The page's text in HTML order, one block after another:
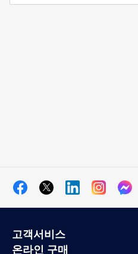
고객서비스
온라인 구매